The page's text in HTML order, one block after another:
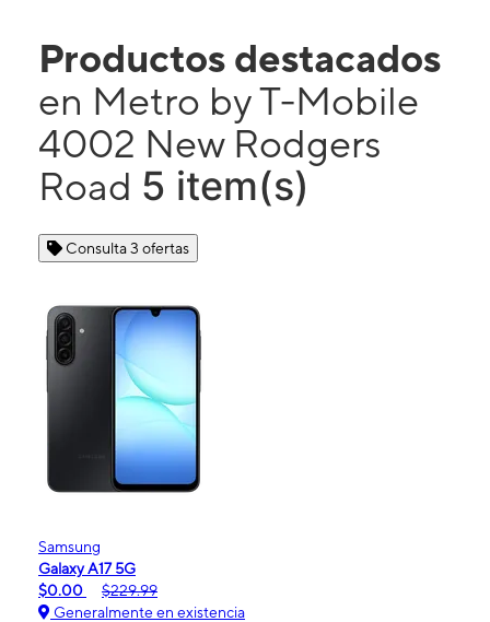
Productos destacados
en Metro by T-Mobile
4002 New Rodgers
Road 5 item(s)
Consulta 3 ofertas
Samsung
Galaxy A17 5G
$0.00
$229.99
Generalmente en existencia